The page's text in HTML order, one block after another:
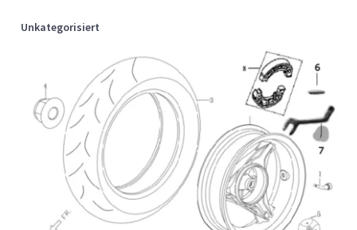
Unkategorisiert